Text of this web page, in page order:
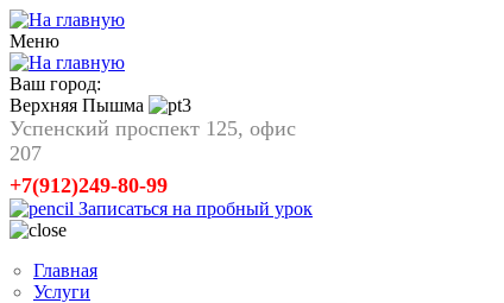
Меню
Ваш город:
Верхняя Пышма
Успенский проспект 125, офис
207
+7(912)249-80-99
Записаться на пробный урок
Главная
Услуги